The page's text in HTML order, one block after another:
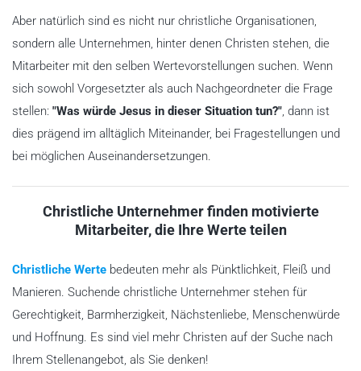
Aber natürlich sind es nicht nur christliche Organisationen,
sondern alle Unternehmen, hinter denen Christen stehen, die
Mitarbeiter mit den selben Wertevorstellungen suchen. Wenn
sich sowohl Vorgesetzter als auch Nachgeordneter die Frage
stellen: "Was würde Jesus in dieser Situation tun?", dann ist
dies prägend im alltäglich Miteinander, bei Fragestellungen und
bei möglichen Auseinandersetzungen.
Christliche Unternehmer finden motivierte
Mitarbeiter, die Ihre Werte teilen
Christliche Werte bedeuten mehr als Pünktlichkeit, Fleiß und
Manieren. Suchende christliche Unternehmer stehen für
Gerechtigkeit, Barmherzigkeit, Nächstenliebe, Menschenwürde
und Hoffnung. Es sind viel mehr Christen auf der Suche nach
Ihrem Stellenangebot, als Sie denken!